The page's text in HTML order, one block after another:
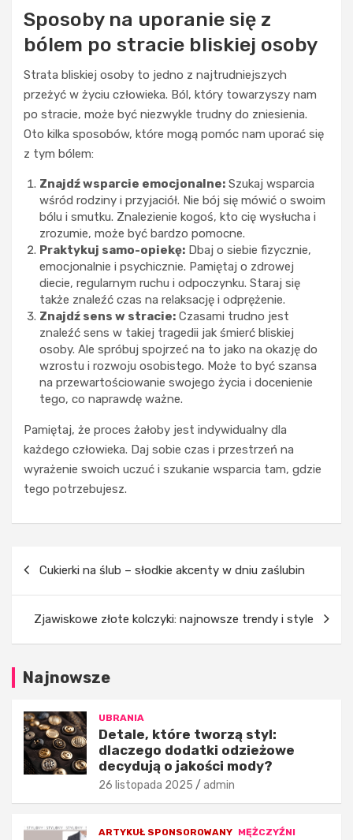
Sposoby na uporanie się z
bólem po stracie bliskiej osoby
Strata bliskiej osoby to jedno z najtrudniejszych
przeżyć w życiu człowieka. Ból, który towarzyszy nam
po stracie, może być niezwykle trudny do zniesienia.
Oto kilka sposobów, które mogą pomóc nam uporać się
z tym bólem:
Znajdź wsparcie emocjonalne: Szukaj wsparcia
wśród rodziny i przyjaciół. Nie bój się mówić o swoim
bólu i smutku. Znalezienie kogoś, kto cię wysłucha i
zrozumie, może być bardzo pomocne.
Praktykuj samo-opiekę: Dbaj o siebie fizycznie,
emocjonalnie i psychicznie. Pamiętaj o zdrowej
diecie, regularnym ruchu i odpoczynku. Staraj się
także znaleźć czas na relaksację i odprężenie.
Znajdź sens w stracie: Czasami trudno jest
znaleźć sens w takiej tragedii jak śmierć bliskiej
osoby. Ale spróbuj spojrzeć na to jako na okazję do
wzrostu i rozwoju osobistego. Może to być szansa
na przewartościowanie swojego życia i docenienie
tego, co naprawdę ważne.
Pamiętaj, że proces żałoby jest indywidualny dla
każdego człowieka. Daj sobie czas i przestrzeń na
wyrażenie swoich uczuć i szukanie wsparcia tam, gdzie
tego potrzebujesz.
Cukierki na ślub – słodkie akcenty w dniu zaślubin
Zjawiskowe złote kolczyki: najnowsze trendy i style
Najnowsze
UBRANIA
Detale, które tworzą styl:
dlaczego dodatki odzieżowe
decydują o jakości mody?
26 listopada 2025 admin
ARTYKUŁ SPONSOROWANY MĘŻCZYŹNI
D
r
z
ą
s
y
d
g
o
o
d
a
t
i
d
ARTYKUŁ
SPONSOROWANY
MĘŻCZYŹNI
o
w
s
z
t
n
d
z
e
m
ę
s
i